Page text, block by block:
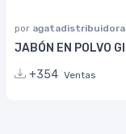
por agatadistribuidora
JABÓN EN POLVO
+354 Ventas